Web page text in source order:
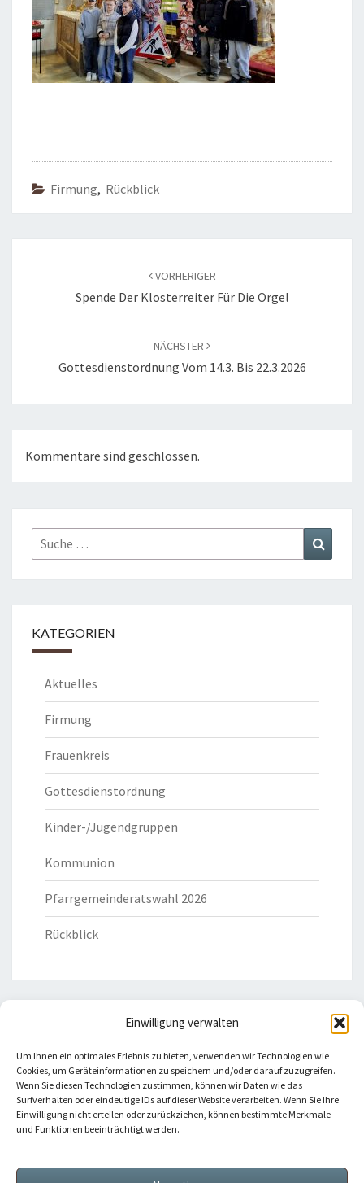
Einwilligung verwalten
Um Ihnen ein optimales Erlebnis zu bieten, verwenden wir Technologien wie
Cookies, um Geräteinformationen zu speichern und/oder darauf zuzugreifen.
Wenn Sie diesen Technologien zustimmen, können wir Daten wie das
Surfverhalten oder eindeutige IDs auf dieser Website verarbeiten. Wenn Sie Ihre
Einwilligung nicht erteilen oder zurückziehen, können bestimmte Merkmale
und Funktionen beeinträchtigt werden.
Firmung, Rückblick
VORHERIGER
Spende Der Klosterreiter Für Die Orgel
NÄCHSTER
Gottesdienstordnung Vom 14.3. Bis 22.3.2026
Kommentare sind geschlossen.
Suche
nach:
KATEGORIEN
Aktuelles
Firmung
Frauenkreis
Gottesdienstordnung
Kinder-/Jugendgruppen
Kommunion
Pfarrgemeinderatswahl 2026
Rückblick
Bistum Eichstätt
Caritas Verband